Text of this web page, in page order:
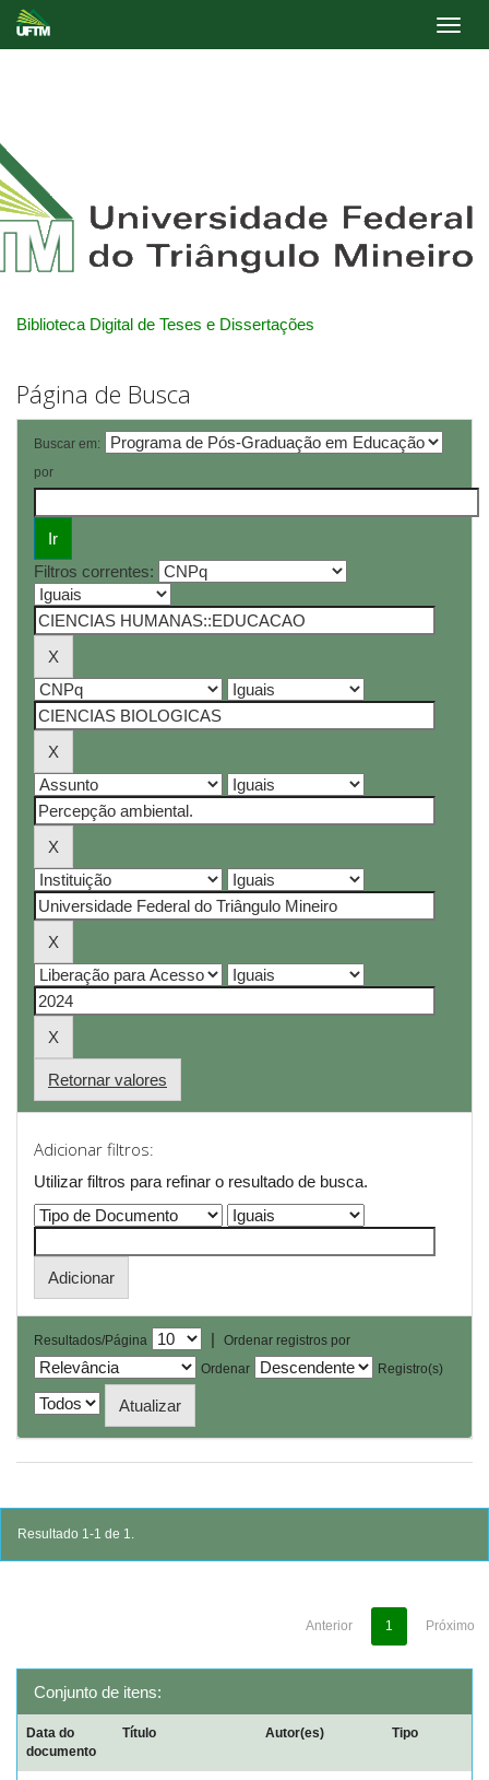
Biblioteca Digital de Teses e Dissertações
Página de Busca
Buscar em:
por
Filtros correntes:
Retornar valores
Adicionar filtros:
Utilizar filtros para refinar o resultado de busca.
Resultados/Página |
Ordenar registros por
Ordenar
Registro(s)
Resultado 1-1 de 1.
Anterior 1 Próximo
Conjunto de itens:
Data do
documento
Título Autor(es) Tipo